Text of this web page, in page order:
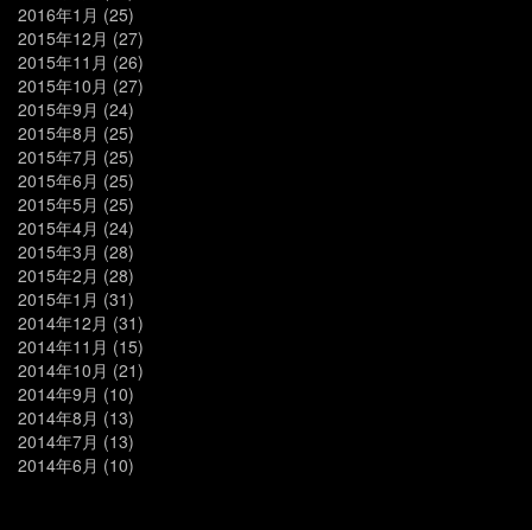
2016年1月 (25)
2015年12月 (27)
2015年11月 (26)
2015年10月 (27)
2015年9月 (24)
2015年8月 (25)
2015年7月 (25)
2015年6月 (25)
2015年5月 (25)
2015年4月 (24)
2015年3月 (28)
2015年2月 (28)
2015年1月 (31)
2014年12月 (31)
2014年11月 (15)
2014年10月 (21)
2014年9月 (10)
2014年8月 (13)
2014年7月 (13)
2014年6月 (10)